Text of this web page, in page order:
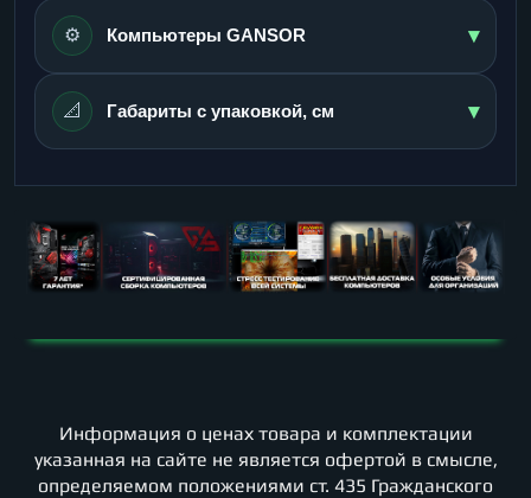
⚙️ Компьютеры GANSOR ▾
📐 Габариты с упаковкой, см ▾
Информация о ценах товара и комплектации
указанная на сайте не является офертой в смысле,
определяемом положениями ст. 435 Гражданского